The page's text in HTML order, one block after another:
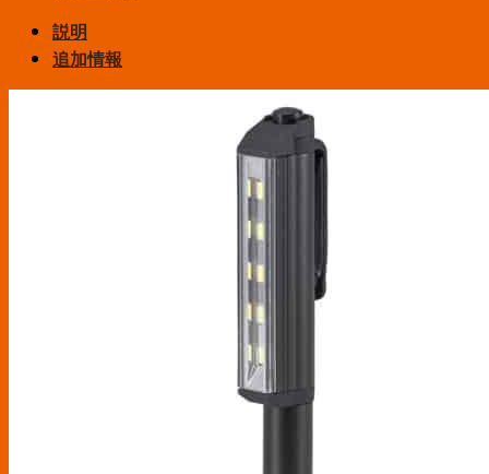
説明
追加情報